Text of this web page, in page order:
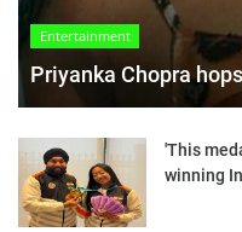
Entertainment
Priyanka Chopra
'This
winning